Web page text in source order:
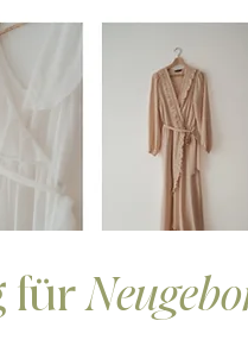
für